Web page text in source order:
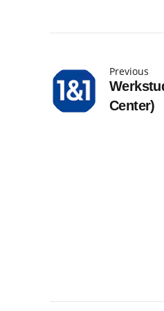
Previous
Center)